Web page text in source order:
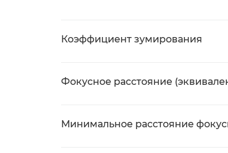
Коэффициент зумирования
Фокусное расстояние
Минимальное расстояние